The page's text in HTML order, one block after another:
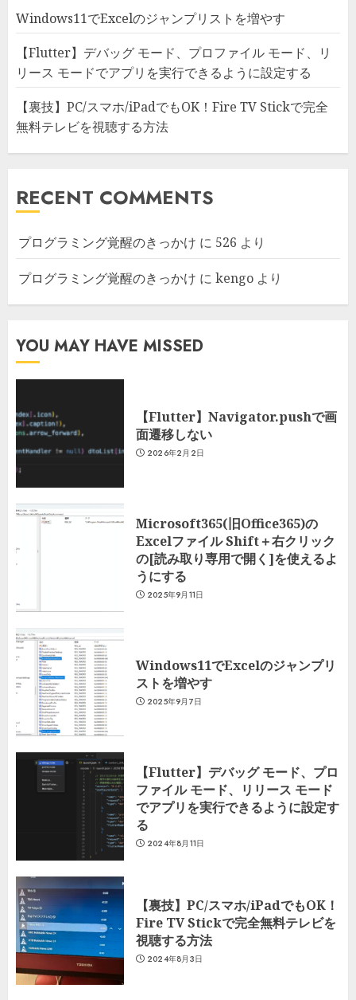
Windows11でExcelのジャンプリストを増やす
【Flutter】デバッグ モード、プロファイル モード、リ
リース モードでアプリを実行できるように設定する
【裏技】PC/スマホ/iPadでもOK！Fire TV Stickで完全
無料テレビを視聴する方法
RECENT COMMENTS
プログラミング覚醒のきっかけ に 526 より
プログラミング覚醒のきっかけ に kengo より
YOU MAY HAVE MISSED
【Flutter】Navigator.pushで画
面遷移しない
2026年2月2日
Microsoft365(旧Office365)の
Excelファイル Shift＋右クリック
の[読み取り専用で開く]を使えるよ
うにする
2025年9月11日
Windows11でExcelのジャンプリ
ストを増やす
2025年9月7日
【Flutter】デバッグ モード、プロ
ファイル モード、リリース モード
でアプリを実行できるように設定す
る
2024年8月11日
【裏技】PC/スマホ/iPadでもOK！
Fire TV Stickで完全無料テレビを
視聴する方法
2024年8月3日